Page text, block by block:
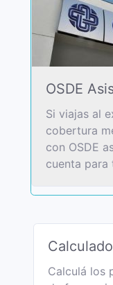
OSDE
Si viajas al
cobertura
con OSDE
cuenta para
Calculá los